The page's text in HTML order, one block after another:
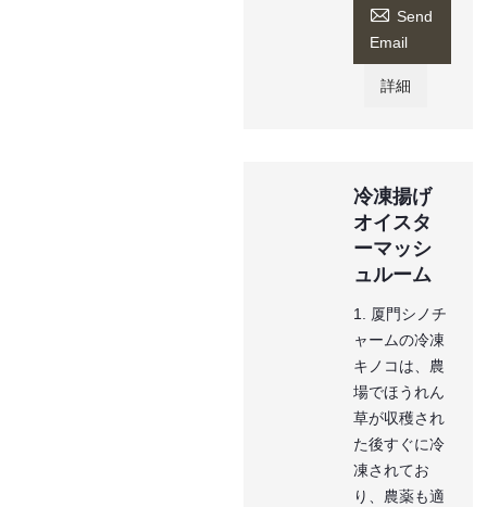
 Send
Email
詳細
冷凍揚げ
オイスタ
ーマッシ
ュルーム
1. 厦門シノチ
ャームの冷凍
キノコは、農
場でほうれん
草が収穫され
た後すぐに冷
凍されてお
り、農薬も適